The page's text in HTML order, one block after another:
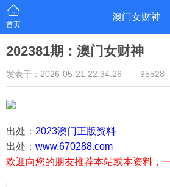
首页
澳门女财神
202381期：澳门女财神
发表于：2026-05-21 22:34:26 95528
出处： 2023澳门正版资料
出处： www.670288.com
欢迎向您的朋友推荐本站或本资料，